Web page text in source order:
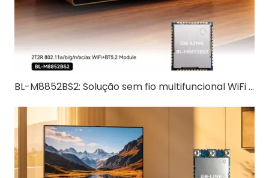
BL-M8852BS2: Solução sem fio multifuncional WiFi 6 + Bluetooth 5.2